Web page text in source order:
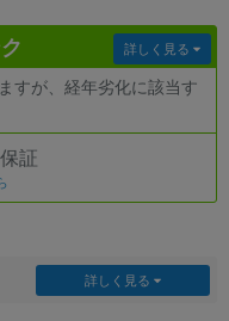
すが、経年劣化に該当す
詳しく見る
証
詳しく見る